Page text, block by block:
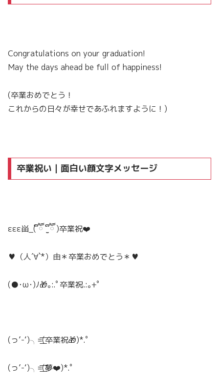
Congratulations on your graduation!
May the days ahead be full of happiness!
(卒業おめでとう！
これからの日々が幸せであふれますように！)
卒業祝い｜面白い顔文字メッセージ
εεε畄_( ຶཽ ˙̫̮ ຶཽ )卒業祝❤️
♥（人´∀`*）由＊ 卒業おめでとう ＊♥
(●･ω･)ﾉ🎁｡:.ﾟ卒業祝.:｡+ﾟ
(っ’-‘)╮=͟͟͞͞(卒業祝🎁)*.ﾟ
(っ’-‘)╮=͟͟͞͞(夢❤️)*.ﾟ